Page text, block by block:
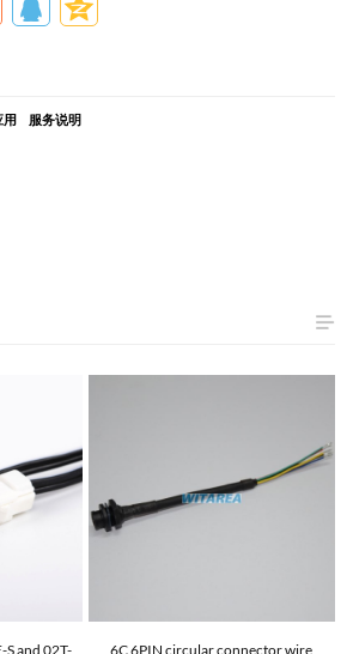
用 服务说明
S and 02T- 6C 6PIN circular connector wire